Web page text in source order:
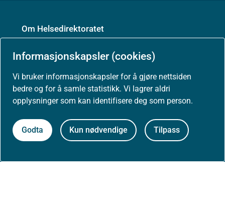
Informasjonskapsler (cookies)
Vi bruker informasjonskapsler for å gjøre nettsiden
bedre og for å samle statistikk. Vi lagrer aldri
opplysninger som kan identifisere deg som person.
Godta Kun nødvendige Tilpass
Om Helsedirektoratet
Om oss
Jobbe hos oss
Kontakt oss
Postadresse:
Postboks 220, Skøyen